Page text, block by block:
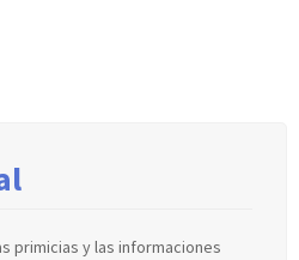
primicias y las informaciones